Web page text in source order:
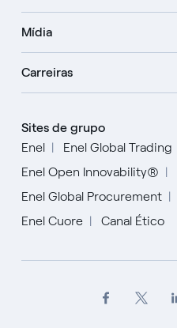
Mídia
Carreiras
Sites de grupo
Enel
Enel Global Trading
Enel Open Innovability®
Enel Global Procurement
Enel Cuore
Canal Ético